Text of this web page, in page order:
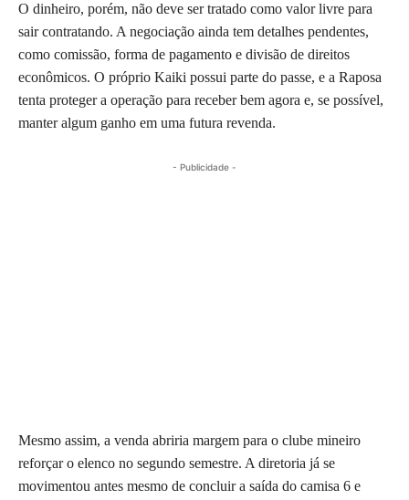
O dinheiro, porém, não deve ser tratado como valor livre para
sair contratando. A negociação ainda tem detalhes pendentes,
como comissão, forma de pagamento e divisão de direitos
econômicos. O próprio Kaiki possui parte do passe, e a Raposa
tenta proteger a operação para receber bem agora e, se possível,
manter algum ganho em uma futura revenda.
- Publicidade -
Mesmo assim, a venda abriria margem para o clube mineiro
reforçar o elenco no segundo semestre. A diretoria já se
movimentou antes mesmo de concluir a saída do camisa 6 e